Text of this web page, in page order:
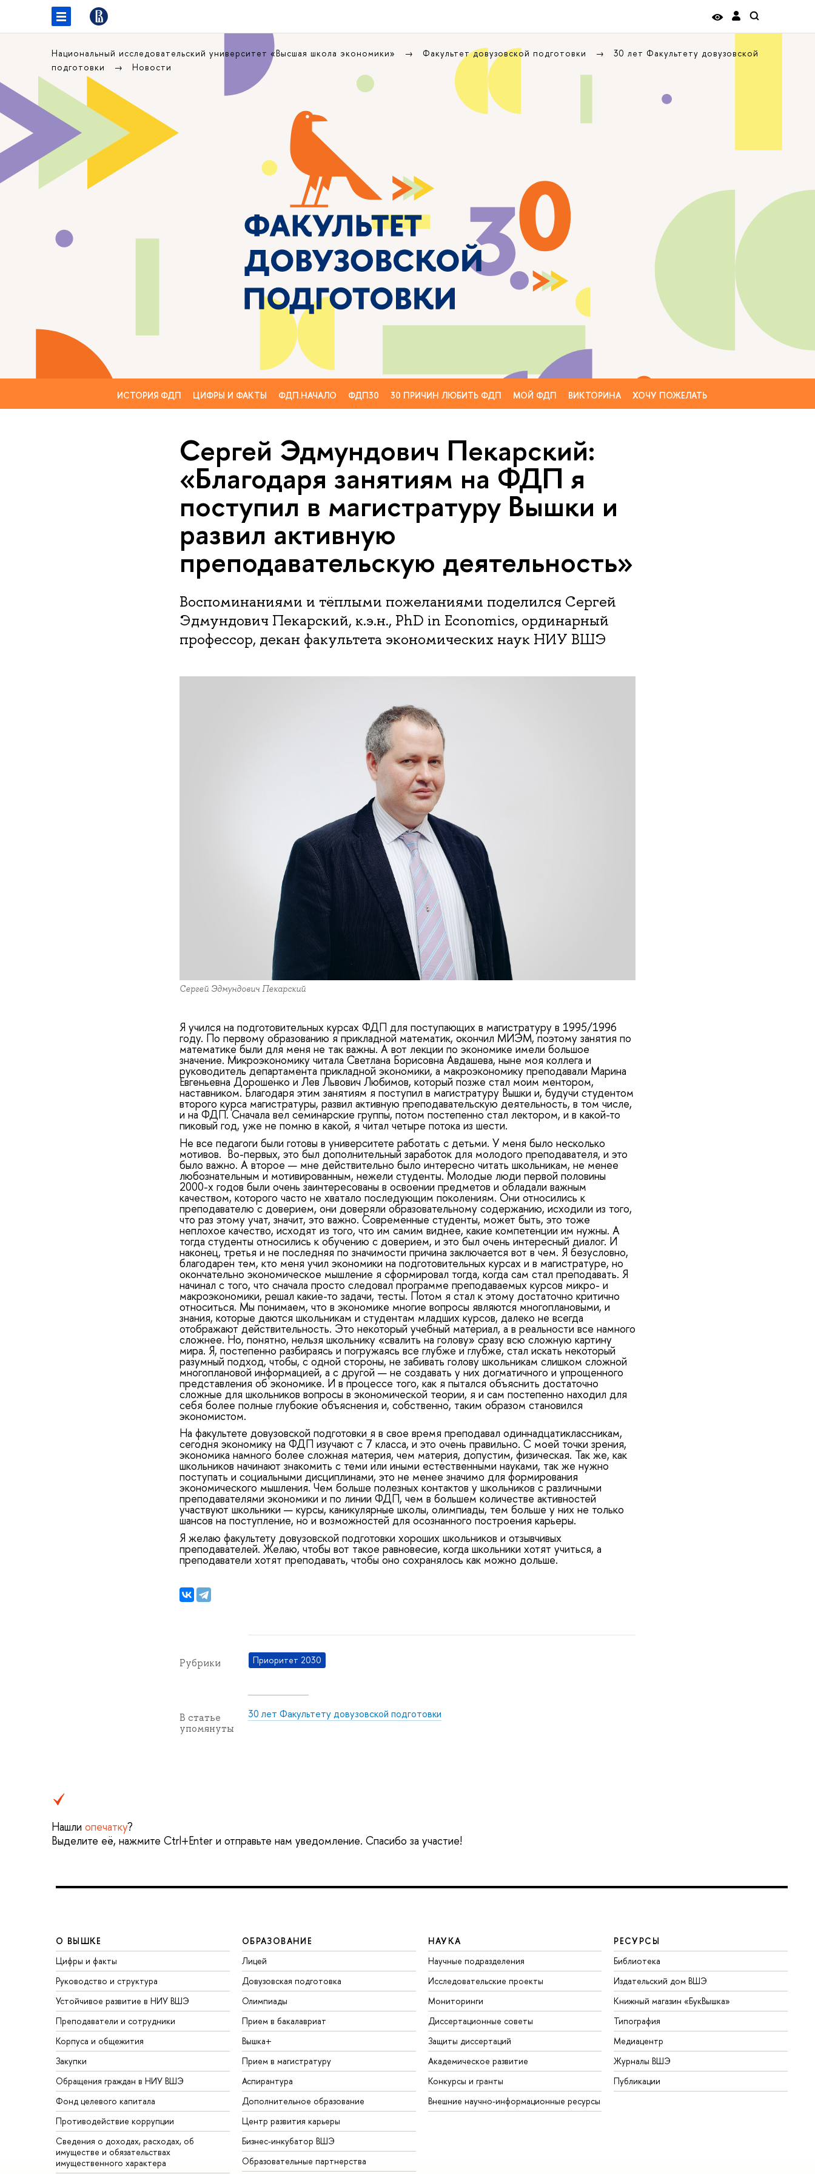
Национальный исследовательский университет «Высшая школа экономики» Факультет довузовской подготовки
30 лет Факультету довузовской
подготовки
Новости
ИСТОРИЯ ФДП ЦИФРЫ И ФАКТЫ ФДП.НАЧАЛО ФДП30 30 ПРИЧИН ЛЮБИТЬ ФДП МОЙ ФДП ВИКТОРИНА ХОЧУ ПОЖЕЛАТЬ
Сергей Эдмундович Пекарский:
«Благодаря занятиям на ФДП я
поступил в магистратуру Вышки и
развил активную
преподавательскую деятельность»
Воспоминаниями и тёплыми пожеланиями поделился Сергей
Эдмундович Пекарский, к.э.н., PhD in Economics, ординарный
профессор, декан факультета экономических наук НИУ ВШЭ
Сергей Эдмундович Пекарский
Я учился на подготовительных курсах ФДП для поступающих в магистратуру в 1995/1996
году. По первому образованию я прикладной математик, окончил МИЭМ, поэтому занятия по
математике были для меня не так важны. А вот лекции по экономике имели большое
значение. Микроэкономику читала Светлана Борисовна Авдашева, ныне моя коллега и
руководитель департамента прикладной экономики, а макроэкономику преподавали Марина
Евгеньевна Дорошенко и Лев Львович Любимов, который позже стал моим ментором,
наставником. Благодаря этим занятиям я поступил в магистратуру Вышки и, будучи студентом
второго курса магистратуры, развил активную преподавательскую деятельность, в том числе,
и на ФДП. Сначала вел семинарские группы, потом постепенно стал лектором, и в какой-то
пиковый год, уже не помню в какой, я читал четыре потока из шести.
Не все педагоги были готовы в университете работать с детьми. У меня было несколько
мотивов. Во-первых, это был дополнительный заработок для молодого преподавателя, и это
было важно. А второе — мне действительно было интересно читать школьникам, не менее
любознательным и мотивированным, нежели студенты. Молодые люди первой половины
2000-х годов были очень заинтересованы в освоении предметов и обладали важным
качеством, которого часто не хватало последующим поколениям. Они относились к
преподавателю с доверием, они доверяли образовательному содержанию, исходили из того,
что раз этому учат, значит, это важно. Современные студенты, может быть, это тоже
неплохое качество, исходят из того, что им самим виднее, какие компетенции им нужны. А
тогда студенты относились к обучению с доверием, и это был очень интересный диалог. И
наконец, третья и не последняя по значимости причина заключается вот в чем. Я безусловно,
благодарен тем, кто меня учил экономики на подготовительных курсах и в магистратуре, но
окончательно экономическое мышление я сформировал тогда, когда сам стал преподавать. Я
начинал с того, что сначала просто следовал программе преподаваемых курсов микро- и
макроэкономики, решал какие-то задачи, тесты. Потом я стал к этому достаточно критично
относиться. Мы понимаем, что в экономике многие вопросы являются многоплановыми, и
знания, которые даются школьникам и студентам младших курсов, далеко не всегда
отображают действительность. Это некоторый учебный материал, а в реальности все намного
сложнее. Но, понятно, нельзя школьнику «свалить на голову» сразу всю сложную картину
мира. Я, постепенно разбираясь и погружаясь все глубже и глубже, стал искать некоторый
разумный подход, чтобы, с одной стороны, не забивать голову школьникам слишком сложной
многоплановой информацией, а с другой — не создавать у них догматичного и упрощенного
представления об экономике. И в процессе того, как я пытался объяснить достаточно
сложные для школьников вопросы в экономической теории, я и сам постепенно находил для
себя более полные глубокие объяснения и, собственно, таким образом становился
экономистом.
На факультете довузовской подготовки я в свое время преподавал одиннадцатиклассникам,
сегодня экономику на ФДП изучают с 7 класса, и это очень правильно. С моей точки зрения,
экономика намного более сложная материя, чем материя, допустим, физическая. Так же, как
школьников начинают знакомить с теми или иными естественными науками, так же нужно
поступать и социальными дисциплинами, это не менее значимо для формирования
экономического мышления. Чем больше полезных контактов у школьников с различными
преподавателями экономики и по линии ФДП, чем в большем количестве активностей
участвуют школьники — курсы, каникулярные школы, олимпиады, тем больше у них не только
шансов на поступление, но и возможностей для осознанного построения карьеры.
Я желаю факультету довузовской подготовки хороших школьников и отзывчивых
преподавателей. Желаю, чтобы вот такое равновесие, когда школьники хотят учиться, а
преподаватели хотят преподавать, чтобы оно сохранялось как можно дольше.
Рубрики Приоритет 2030
В статье
упомянуты
30 лет Факультету довузовской подготовки
Нашли опечатку?
Выделите её, нажмите Ctrl+Enter и отправьте нам уведомление. Спасибо за участие!
О ВЫШКЕ
Цифры и факты
Руководство и структура
Устойчивое развитие в НИУ ВШЭ
Преподаватели и сотрудники
Корпуса и общежития
Закупки
Обращения граждан в НИУ ВШЭ
Фонд целевого капитала
Противодействие коррупции
Сведения о доходах, расходах, об
имуществе и обязательствах
имущественного характера
ОБРАЗОВАНИЕ
Лицей
Довузовская подготовка
Олимпиады
Прием в бакалавриат
Вышка+
Прием в магистратуру
Аспирантура
Дополнительное образование
Центр развития карьеры
Бизнес-инкубатор ВШЭ
Образовательные партнерства
НАУКА
Научные подразделения
Исследовательские проекты
Мониторинги
Диссертационные советы
Защиты диссертаций
Академическое развитие
Конкурсы и гранты
Внешние научно-информационные ресурсы
РЕСУРСЫ
Библиотека
Издательский дом ВШЭ
Книжный магазин «БукВышка»
Типография
Медиацентр
Журналы ВШЭ
Публикации